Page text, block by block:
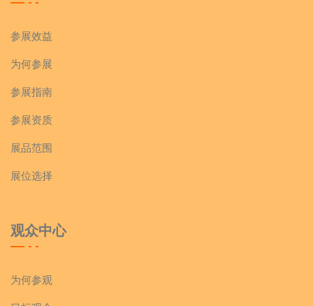
参展效益
为何参展
参展指南
参展资质
展品范围
展位选择
观众中心
为何参观